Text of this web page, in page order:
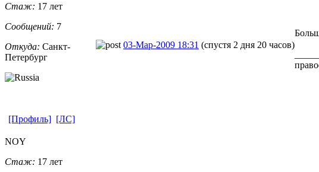
Стаж: 17 лет
Сообщений: 7
Откуда: Санкт-
Петерб​ург
03-Мар-2009 18:31 (спустя 2 дня 20 часов)
[Профиль] [ЛС]
NOY
Стаж: 17 лет